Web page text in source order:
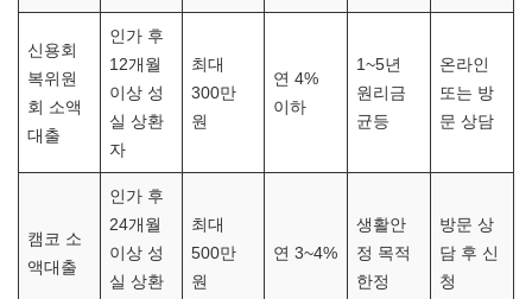
신용회
복위원
회 소액
대출
인가 후
12개월
이상 성
실 상환
자
최대
300만
원
연 4%
이하
1~5년
원리금
균등
온라인
또는 방
문 상담
캠코 소
액대출
인가 후
24개월
이상 성
실 상환
최대
500만
원
연 3~4%
생활안
정 목적
한정
방문 상
담 후 신
청